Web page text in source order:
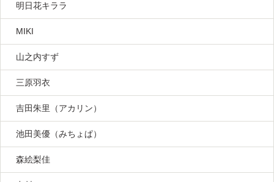
明日花キララ
MIKI
山之内すず
三原羽衣
吉田朱里（アカリン）
池田美優（みちょぱ）
森絵梨佳